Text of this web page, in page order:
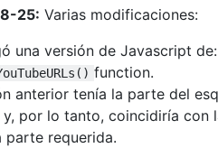
25: Varias modificaciones:
una versión de Javascript de:
function.
anterior tenía la parte del
por lo tanto, coincidiría con
parte requerida.